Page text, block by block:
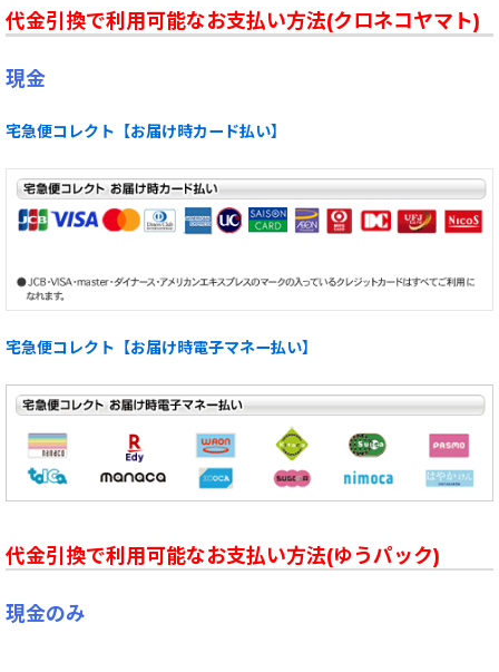
代金引換で利用可能なお支払い方法(クロネコヤマト)
現金
宅急便コレクト【お届け時カード払い】
宅急便コレクト【お届け時電子マネー払い】
代金引換で利用可能なお支払い方法(ゆうパック)
現金のみ